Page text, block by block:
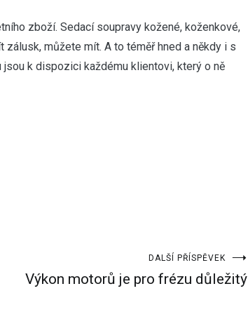
zboží. Sedací soupravy kožené, koženkové,
zálusk, můžete mít. A to téměř hned a někdy i s
k dispozici každému klientovi, který o ně
DALŠÍ PŘÍSPĚVEK
Výkon motorů je pro frézu důležitý